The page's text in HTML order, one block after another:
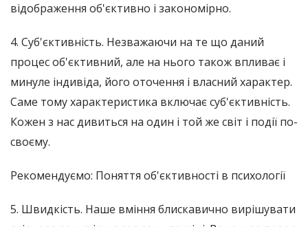
відображення об'єктивно і закономірно.
4. Суб'єктивність. Незважаючи на те що даний
процес об'єктивний, але на нього також впливає і
минуле індивіда, його оточення і власний характер.
Саме тому характеристика включає суб'єктивність.
Кожен з нас дивиться на один і той же світ і події по-
своєму.
Рекомендуємо: Поняття об'єктивності в психології
5. Швидкість. Наше вміння блискавично вирішувати